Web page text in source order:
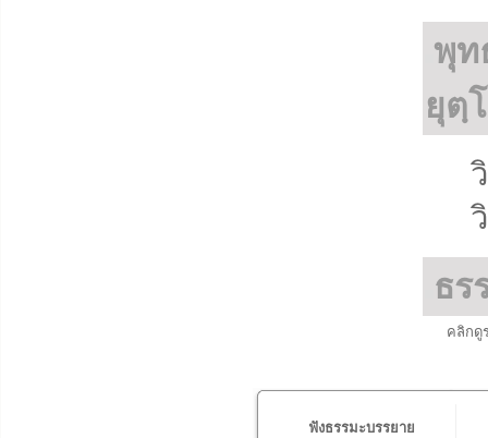
พุท
ยุตฺ
ธร
คลิกดู
ฟังธรรมะบรรยาย